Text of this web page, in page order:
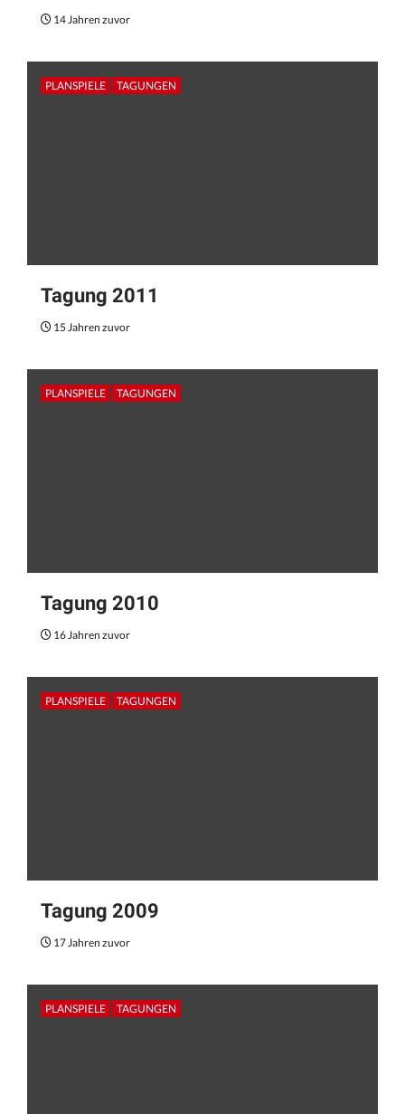
14 Jahren zuvor
PLANSPIELE TAGUNGEN
Tagung 2011
15 Jahren zuvor
PLANSPIELE TAGUNGEN
Tagung 2010
16 Jahren zuvor
PLANSPIELE TAGUNGEN
Tagung 2009
17 Jahren zuvor
PLANSPIELE TAGUNGEN